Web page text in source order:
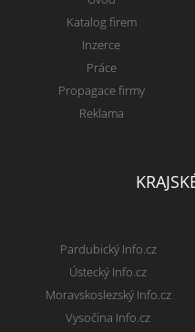
Katalog firem
Inzerce
Práce
Propagace firmy
Reklama
Pardubický Info.cz
Ústecký Info.cz
Moravskoslezský Info.cz
Vysočina Info.cz